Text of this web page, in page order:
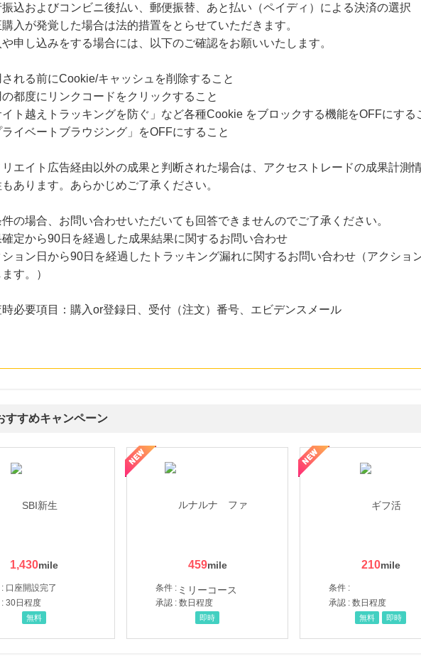
振込およびコンビニ後払い、郵便振替、あと払い（ペイディ）による決済の選択
購入が発覚した場合は法的措置をとらせていただきます。
申し込みをする場合には、以下のご確認をお願いいたします。
される前にCookie/キャッシュを削除すること
の都度にリンクコードをクリックすること
イト越えトラッキングを防ぐ」など各種Cookie をブロックする機能をOFFにする
ライベートブラウジング」をOFFにすること
リエイト広告経由以外の成果と判断された場合は、アクセストレードの成果計測
あります。あらかじめご了承ください。
の場合、お問い合わせいただいても回答できませんのでご了承ください。
確定から90日を経過した成果結果に関するお問い合わせ
ション日から90日を経過したトラッキング漏れに関するお問い合わせ（アクショ
す。）
必要項目：購入or登録日、受付（注文）番号、エビデンスメール
すすめキャンペーン
1,430
口座開設完了
30日程度
無料
459
条件 :
承認 : 数日程度
即時
210
条件 :
承認 : 数日程度
無料 即時
三井ショッピングパークカード《セゾン》